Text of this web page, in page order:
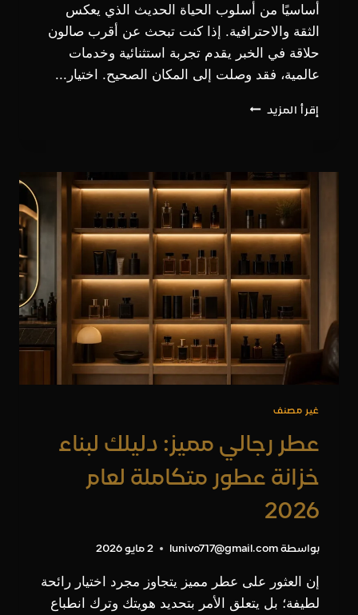
أساسيًا من أسلوب الحياة الحديث الذي يعكس
الثقة والاحترافية. إذا كنت تبحث عن أقرب صالون
حلاقة في الخبر يقدم تجربة استثنائية وخدمات
عالمية، فقد وصلت إلى المكان الصحيح. اختيار...
إقرأ المزيد كيف
حلاقه
يقدم
خدمات
عالمية
في
الخبر؟
غير مصنف
عطر رجالي مميز: دليلك لبناء
خزانة عطور متكاملة لعام
2026
بواسطة lunivo717@gmail.com 2 مايو 2026
إن العثور على عطر مميز يتجاوز مجرد اختيار رائحة
لطيفة؛ بل يتعلق الأمر بتحديد هويتك وترك انطباع